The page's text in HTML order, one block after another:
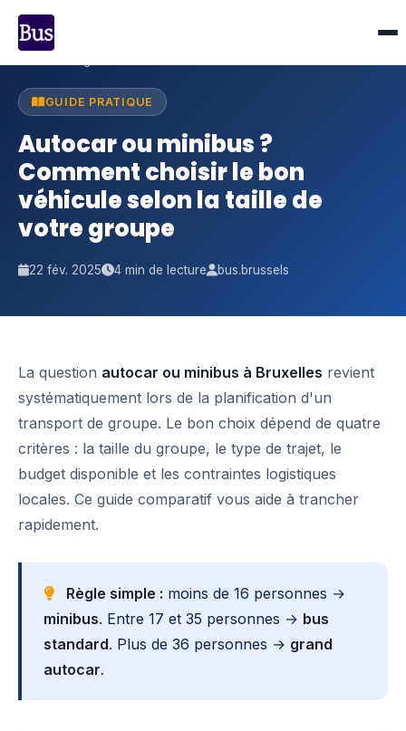
GUIDE PRATIQUE
Autocar ou minibus ?
Comment choisir le bon
véhicule selon la taille de
votre groupe
22 fév. 2025 4 min de lecture bus.brussels
La question autocar ou minibus à Bruxelles revient
systématiquement lors de la planification d'un
transport de groupe. Le bon choix dépend de quatre
critères : la taille du groupe, le type de trajet, le
budget disponible et les contraintes logistiques
locales. Ce guide comparatif vous aide à trancher
rapidement.
Règle simple : moins de 16 personnes →
minibus. Entre 17 et 35 personnes → bus
standard. Plus de 36 personnes → grand
autocar.